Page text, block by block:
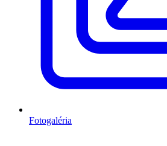
Fotogaléria